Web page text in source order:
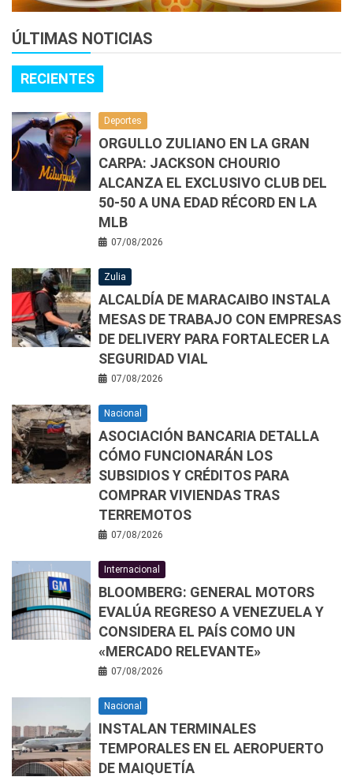
ÚLTIMAS NOTICIAS
RECIENTES
Deportes
ORGULLO ZULIANO EN LA GRAN
CARPA: JACKSON CHOURIO
ALCANZA EL EXCLUSIVO CLUB DEL
50-50 A UNA EDAD RÉCORD EN LA
MLB
07/08/2026
Zulia
ALCALDÍA DE MARACAIBO INSTALA
MESAS DE TRABAJO CON EMPRESAS
DE DELIVERY PARA FORTALECER LA
SEGURIDAD VIAL
07/08/2026
Nacional
ASOCIACIÓN BANCARIA DETALLA
CÓMO FUNCIONARÁN LOS
SUBSIDIOS Y CRÉDITOS PARA
COMPRAR VIVIENDAS TRAS
TERREMOTOS
07/08/2026
Internacional
BLOOMBERG: GENERAL MOTORS
EVALÚA REGRESO A VENEZUELA Y
CONSIDERA EL PAÍS COMO UN
«MERCADO RELEVANTE»
07/08/2026
Nacional
INSTALAN TERMINALES
TEMPORALES EN EL AEROPUERTO
DE MAIQUETÍA